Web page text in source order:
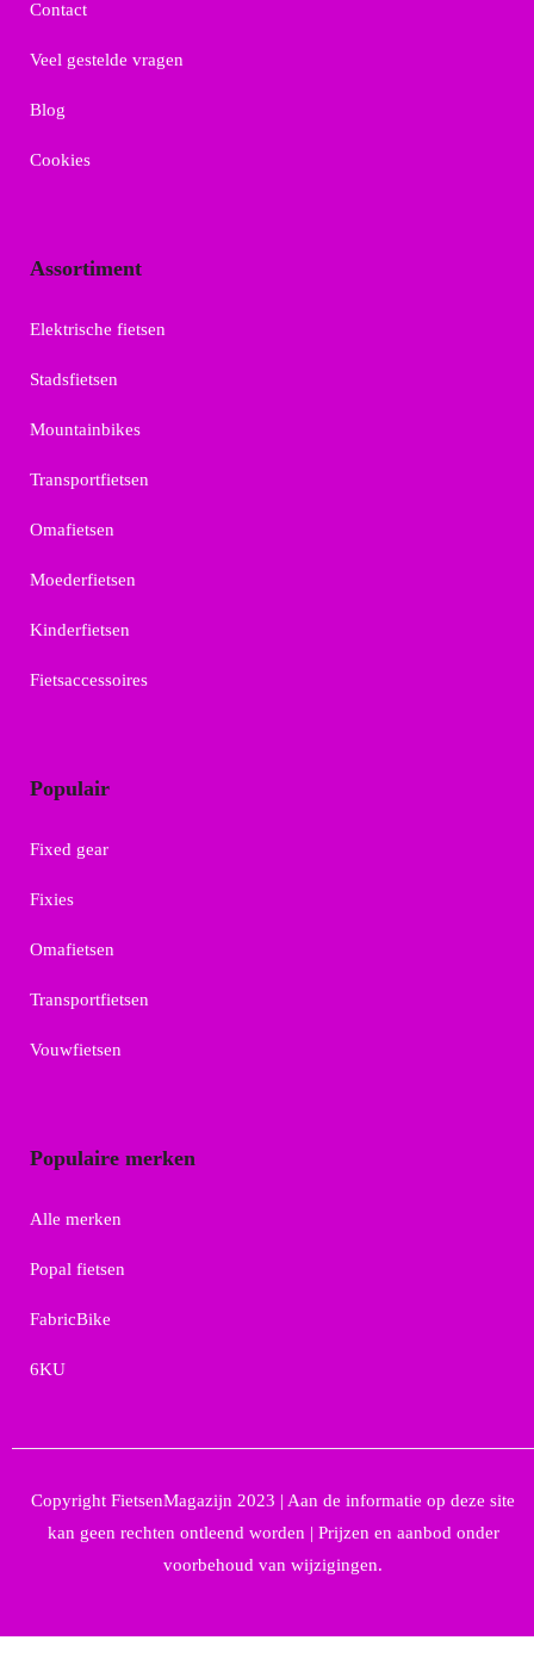
Contact
Veel gestelde vragen
Blog
Cookies
Assortiment
Elektrische fietsen
Stadsfietsen
Mountainbikes
Transportfietsen
Omafietsen
Moederfietsen
Kinderfietsen
Fietsaccessoires
Populair
Fixed gear
Fixies
Omafietsen
Transportfietsen
Vouwfietsen
Populaire merken
Alle merken
Popal fietsen
FabricBike
6KU
Copyright FietsenMagazijn 2023 | Aan de informatie op deze site
kan geen rechten ontleend worden | Prijzen en aanbod onder
voorbehoud van wijzigingen.